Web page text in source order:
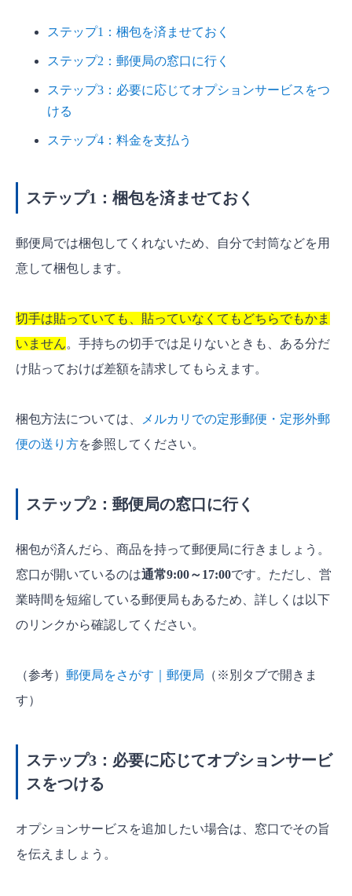
ステップ1：梱包を済ませておく
ステップ2：郵便局の窓口に行く
ステップ3：必要に応じてオプションサービスをつ
ける
ステップ4：料金を支払う
ステップ1：梱包を済ませておく
郵便局では梱包してくれないため、自分で封筒などを用
意して梱包します。
切手は貼っていても、貼っていなくてもどちらでもかま
いません。手持ちの切手では足りないときも、ある分だ
け貼っておけば差額を請求してもらえます。
梱包方法については、
メルカリでの定形郵便・定形外郵
便の送り方を参照してください。
ステップ2：郵便局の窓口に行く
梱包が済んだら、商品を持って郵便局に行きましょう。
窓口が開いているのは通常9:00～17:00です。ただし、営
業時間を短縮している郵便局もあるため、詳しくは以下
のリンクから確認してください。
（参考） 郵便局をさがす｜郵便局 （※別タブで開きま
す）
ステップ3：必要に応じてオプションサービ
スをつける
オプションサービスを追加したい場合は、窓口でその旨
を伝えましょう。